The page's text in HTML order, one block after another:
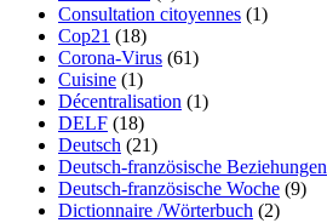
Consultation citoyennes (1)
Cop21 (18)
Corona-Virus (61)
Cuisine (1)
Décentralisation (1)
DELF (18)
Deutsch (21)
Deutsch-französische Beziehungen
Deutsch-französische Woche (9)
Dictionnaire /Wörterbuch (2)